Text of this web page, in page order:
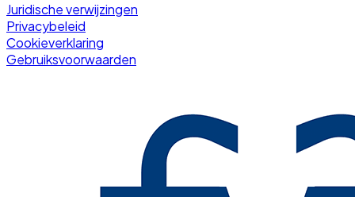
Juridische verwijzingen
Privacybeleid
Cookieverklaring
Gebruiksvoorwaarden